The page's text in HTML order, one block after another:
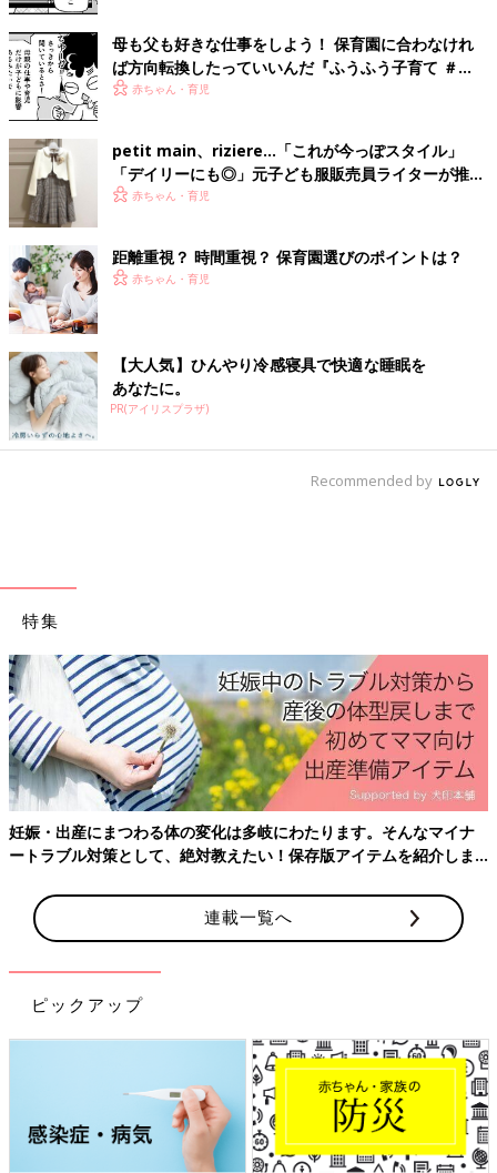
iStock.com/itakayuki
入園式のママスタイルというとファッションを気にするママは多
いですが、ヘアースタイルも案外と大切な要素です。ヘアースタ
イルも、ファッションと同じくかしこまり過ぎる必要はありませ
んが、きちんとした感じは必要です。ロングヘアなら束ねてヘア
クリップなどで留めたり、セミロングならハーフアップスタイル
もおすすめです。おくれ毛を多くしておしゃれ感を出したい気持
ちはわかりますが、ママスタイルとしてはあまり相応しくありま
せん。まとめる時はすっきりまとめて、清潔感のあるヘアースタ
イルを目指しましょう。ショートヘアのママなら清潔感は問題あ
りませんが、ともするとカジュアルな雰囲気になりがちです。せ
っかくの入園式ですから、ブローなどして整え、少しエレガント
ところです。華美なものは入園式には不要ですから、小ぶりのも
しておくと便利です。
入園式だからといってあまり気構える必要はありません。入園式
ふさわしい清潔感のあるママスタイルを目指しましょう。（文・
荒川 泰子／イメージコンサルタント）
https://profile.ne.jp/pf/yasukoarakawa/
関連記事
・０～1歳までにやっておきたいこと
母も父も好きな仕事をしよう！ 保育園に合わなけれ
ば方向転換したっていいんだ『ふうふう子育て ＃
61』赤ちゃん・育児
petit main、riziere…「これが今っぽスタイル」
「デイリーにも◎」元子ども服販売員ライターが推す
★セレモニーコーデ4選
赤ちゃん・育児
距離重視？ 時間重視？ 保育園選びのポイントは？
赤ちゃん・育児
【大人気】ひんやり冷感寝具で快適な睡眠を
あなたに。
PR(アイリスプラザ)
Recommended by
特集
妊娠・出産にまつわる体の変化は多岐にわたります。そんなマイナ
ートラブル対策として、絶対教えたい！保存版アイテムを紹介しま
連載一覧へ
ピックアップ